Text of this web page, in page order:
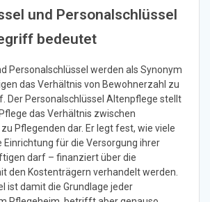
und Personalschlüssel
bedeutet
Personalschlüssel werden als Synonym
das Verhältnis von Bewohnerzahl zu
Der Personalschlüssel Altenpflege stellt
das Verhältnis zwischen
Pflegenden dar. Er legt fest, wie viele
Einrichtung für die Versorgung ihrer
darf – finanziert über die
den Kostenträgern verhandelt werden.
ist damit die Grundlage jeder